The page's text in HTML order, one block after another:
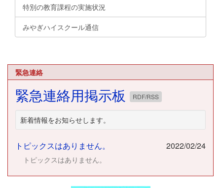
特別の教育課程の実施状況
みやぎハイスクール通信
緊急連絡
緊急連絡用掲示板 RDF/RSS
新着情報をお知らせします。
トピックスはありません。 2022/02/24
トピックスはありません。